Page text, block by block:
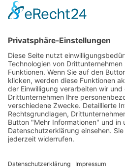
Beiträge Blog
Verkaufsschlager bei Saunaöl & Duftöl
Mineralsteine, Heilsteine und
Spitzner Saunaufguss,
Kategorien Blog
Aromatherapie(5)
Heilsteine(1)
Homepage(5)